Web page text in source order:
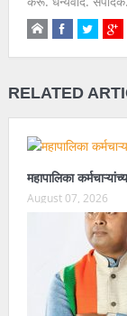
RELATED
महापालिका
August 07, 2026